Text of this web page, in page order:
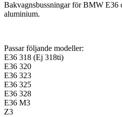
Bakvagnsbussningar för BMW
aluminium.
Passar följande modeller:
E36 318 (Ej 318ti)
E36 320
E36 323
E36 325
E36 328
E36 M3
Z3